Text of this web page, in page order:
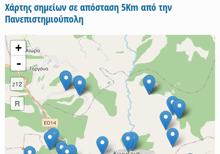
Χάρτης σημείων σε απόσταση 5Km από την
Πανεπιστημιούπολη
+
-
z12
R